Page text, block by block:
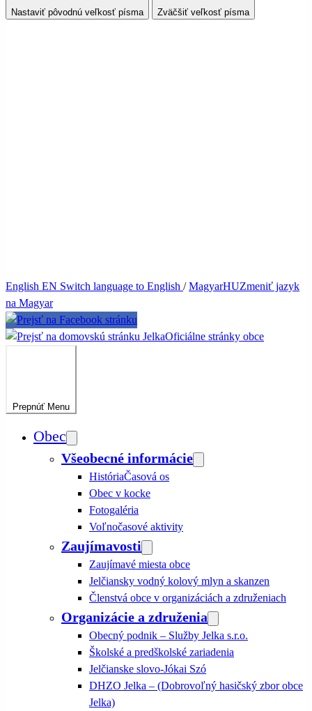
Nastaviť pôvodnú veľkosť písma Zväčšiť veľkosť písma
English EN Switch language to English /MagyarHUZmeniť jazyk
na Magyar
JelkaOficiálne stránky obce
Prepnúť Menu
Obec
Všeobecné informácie
HistóriaČasová os
Obec v kocke
Fotogaléria
Voľnočasové aktivity
Zaujímavosti
Zaujímavé miesta obce
Jelčiansky vodný kolový mlyn a skanzen
Členstvá obce v organizáciách a združeniach
Organizácie a združenia
Obecný podnik – Služby Jelka s.r.o.
Školské a predškolské zariadenia
Jelčianske slovo-Jókai Szó
DHZO Jelka – (Dobrovoľný hasičský zbor obce
Jelka)